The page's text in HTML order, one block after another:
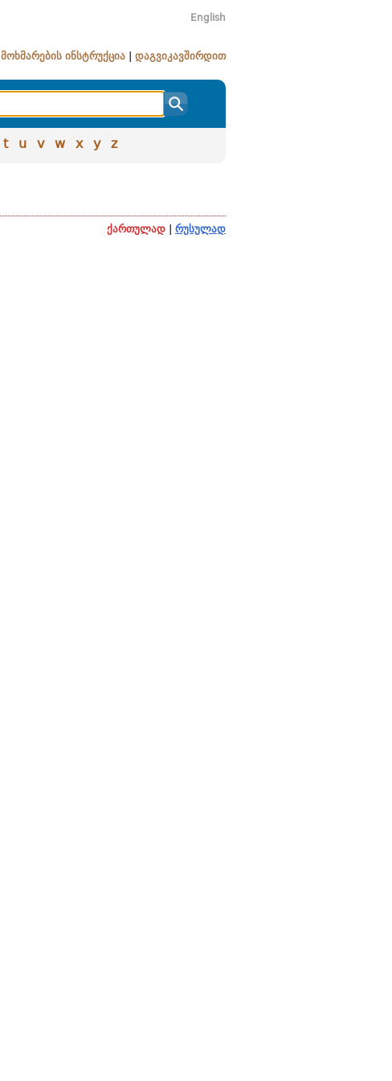
English
მოხმარების ინსტრუქცია დაგვიკავშირდით
t u v w x y z
ქართულად რუსულად